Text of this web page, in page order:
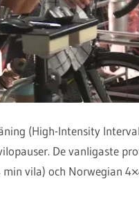
(High-Intensity
De vanligaste
vila) och Norwegian